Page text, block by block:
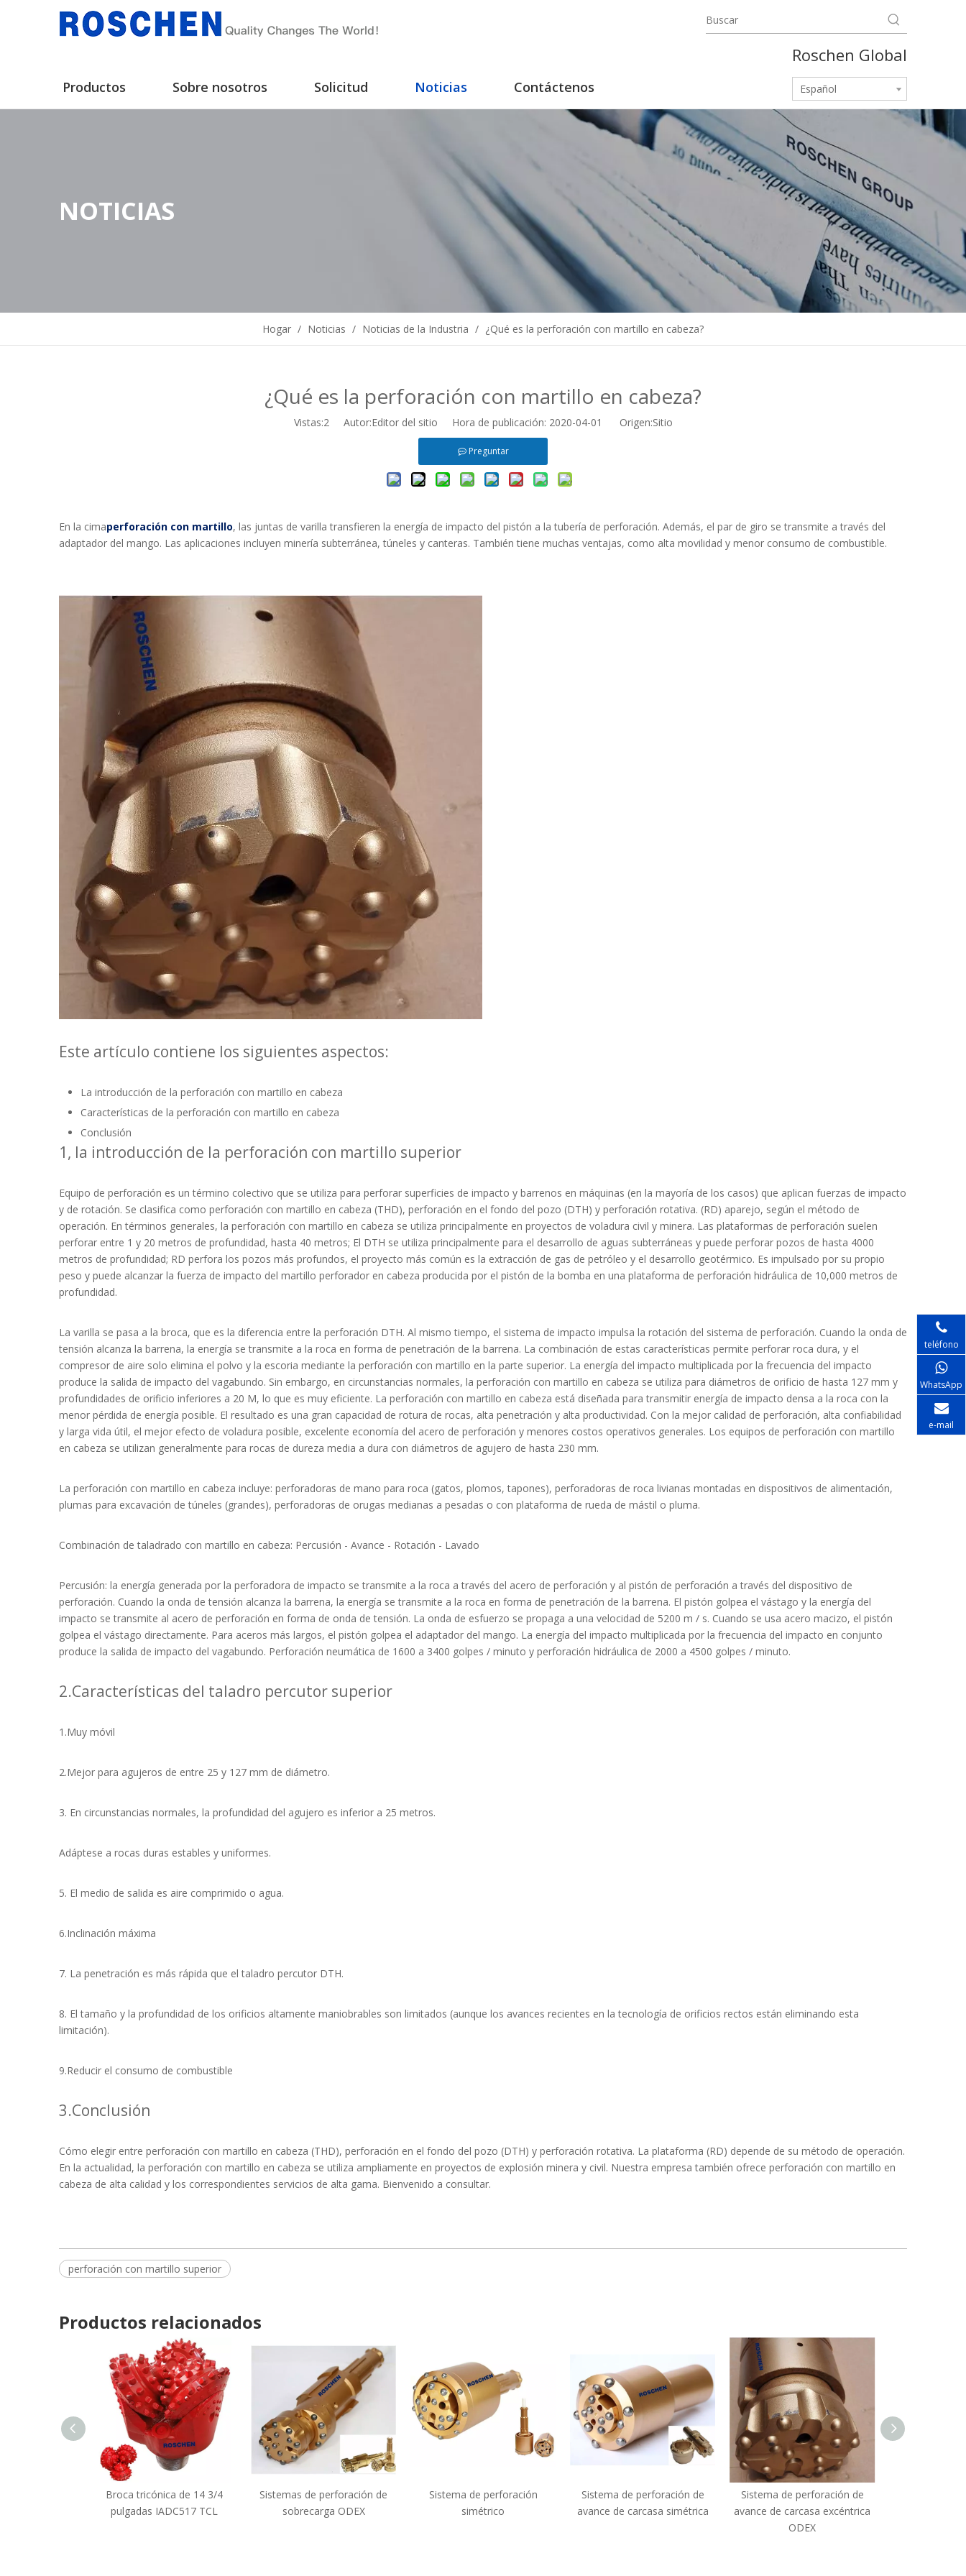
Roschen Global
Productos Sobre nosotros Solicitud Noticias Contáctenos Español
NOTICIAS
Hogar / Noticias / Noticias de la Industria / ¿Qué es la perforación con martillo en cabeza?
¿Qué es la perforación con martillo en cabeza?
Vistas:2Autor:Editor del sitio Hora de publicación: 2020-04-01 Origen:Sitio
Preguntar
En la cimaperforación con martillo, las juntas de varilla transfieren la energía de impacto del pistón a la tubería de perforación. Además, el par de giro se transmite a través del
adaptador del mango. Las aplicaciones incluyen minería subterránea, túneles y canteras. También tiene muchas ventajas, como alta movilidad y menor consumo de combustible.
Este artículo contiene los siguientes aspectos:
La introducción de la perforación con martillo en cabeza
Características de la perforación con martillo en cabeza
Conclusión
1, la introducción de la perforación con martillo superior
Equipo de perforación es un término colectivo que se utiliza para perforar superficies de impacto y barrenos en máquinas (en la mayoría de los casos) que aplican fuerzas de impacto
y de rotación. Se clasifica como perforación con martillo en cabeza (THD), perforación en el fondo del pozo (DTH) y perforación rotativa. (RD) aparejo, según el método de
operación. En términos generales, la perforación con martillo en cabeza se utiliza principalmente en proyectos de voladura civil y minera. Las plataformas de perforación suelen
perforar entre 1 y 20 metros de profundidad, hasta 40 metros; El DTH se utiliza principalmente para el desarrollo de aguas subterráneas y puede perforar pozos de hasta 4000
metros de profundidad; RD perfora los pozos más profundos, el proyecto más común es la extracción de gas de petróleo y el desarrollo geotérmico. Es impulsado por su propio
peso y puede alcanzar la fuerza de impacto del martillo perforador en cabeza producida por el pistón de la bomba en una plataforma de perforación hidráulica de 10,000 metros de
profundidad.
La varilla se pasa a la broca, que es la diferencia entre la perforación DTH. Al mismo tiempo, el sistema de impacto impulsa la rotación del sistema de perforación. Cuando la onda de
tensión alcanza la barrena, la energía se transmite a la roca en forma de penetración de la barrena. La combinación de estas características permite perforar roca dura, y el
compresor de aire solo elimina el polvo y la escoria mediante la perforación con martillo en la parte superior. La energía del impacto multiplicada por la frecuencia del impacto
produce la salida de impacto del vagabundo. Sin embargo, en circunstancias normales, la perforación con martillo en cabeza se utiliza para diámetros de orificio de hasta 127 mm y
profundidades de orificio inferiores a 20 M, lo que es muy eficiente. La perforación con martillo en cabeza está diseñada para transmitir energía de impacto densa a la roca con la
menor pérdida de energía posible. El resultado es una gran capacidad de rotura de rocas, alta penetración y alta productividad. Con la mejor calidad de perforación, alta confiabilidad
y larga vida útil, el mejor efecto de voladura posible, excelente economía del acero de perforación y menores costos operativos generales. Los equipos de perforación con martillo
en cabeza se utilizan generalmente para rocas de dureza media a dura con diámetros de agujero de hasta 230 mm.
La perforación con martillo en cabeza incluye: perforadoras de mano para roca (gatos, plomos, tapones), perforadoras de roca livianas montadas en dispositivos de alimentación,
plumas para excavación de túneles (grandes), perforadoras de orugas medianas a pesadas o con plataforma de rueda de mástil o pluma.
Combinación de taladrado con martillo en cabeza: Percusión - Avance - Rotación - Lavado
Percusión: la energía generada por la perforadora de impacto se transmite a la roca a través del acero de perforación y al pistón de perforación a través del dispositivo de
perforación. Cuando la onda de tensión alcanza la barrena, la energía se transmite a la roca en forma de penetración de la barrena. El pistón golpea el vástago y la energía del
impacto se transmite al acero de perforación en forma de onda de tensión. La onda de esfuerzo se propaga a una velocidad de 5200 m / s. Cuando se usa acero macizo, el pistón
golpea el vástago directamente. Para aceros más largos, el pistón golpea el adaptador del mango. La energía del impacto multiplicada por la frecuencia del impacto en conjunto
produce la salida de impacto del vagabundo. Perforación neumática de 1600 a 3400 golpes / minuto y perforación hidráulica de 2000 a 4500 golpes / minuto.
2.Características del taladro percutor superior
1.Muy móvil
2.Mejor para agujeros de entre 25 y 127 mm de diámetro.
3. En circunstancias normales, la profundidad del agujero es inferior a 25 metros.
Adáptese a rocas duras estables y uniformes.
5. El medio de salida es aire comprimido o agua.
6.Inclinación máxima
7. La penetración es más rápida que el taladro percutor DTH.
8. El tamaño y la profundidad de los orificios altamente maniobrables son limitados (aunque los avances recientes en la tecnología de orificios rectos están eliminando esta
limitación).
9.Reducir el consumo de combustible
3.Conclusión
Cómo elegir entre perforación con martillo en cabeza (THD), perforación en el fondo del pozo (DTH) y perforación rotativa. La plataforma (RD) depende de su método de operación.
En la actualidad, la perforación con martillo en cabeza se utiliza ampliamente en proyectos de explosión minera y civil. Nuestra empresa también ofrece perforación con martillo en
cabeza de alta calidad y los correspondientes servicios de alta gama. Bienvenido a consultar.
perforación con martillo superior
Productos relacionados
Broca tricónica de 14 3/4
pulgadas IADC517 TCL
Sistemas de perforación de
sobrecarga ODEX
Sistema de perforación
simétrico
Sistema de perforación de
avance de carcasa simétrica
Sistema de perforación de
avance de carcasa excéntrica
ODEX
teléfono
WhatsApp
e-mail